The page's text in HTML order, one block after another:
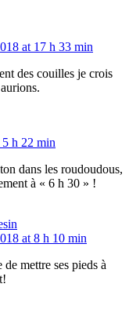
at 17 h 33 min
des couilles je crois
h 22 min
dans les roudoudous,
à « 6 h 30 » !
at 8 h 10 min
mettre ses pieds à